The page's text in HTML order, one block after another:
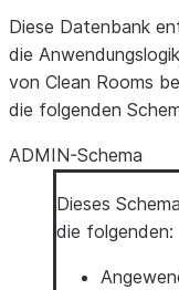
Diese Datenbank
die
von Clean Rooms
die folgenden
ADMIN-Schema
Dieses
die folgenden: